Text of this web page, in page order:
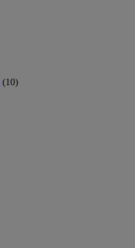
(10)